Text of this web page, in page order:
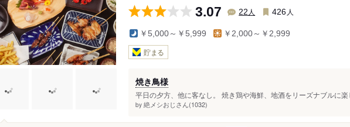
3.07 22 人 426 人
￥5,000～￥5,999 ￥2,000～￥2,999
貯まる
焼き鳥様
平日の夕方、他に客なし。 焼き鶏や海鮮、地酒をリーズナブルに
by 絶メシおじさん(1032)